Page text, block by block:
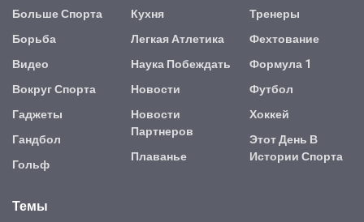
Больше Спорта
Борьба
Видео
Вокруг Спорта
Гаджеты
Гандбол
Гольф
Кухня
Легкая Атлетика
Наука Побеждать
Новости
Новости
Партнеров
Плаванье
Тренеры
Фехтование
Формула 1
Футбол
Хоккей
Этот День В
Истории Спорта
Темы